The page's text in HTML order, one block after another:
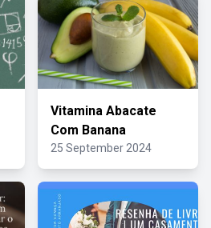
Vitamina Abacate
Com Banana
25 September 2024